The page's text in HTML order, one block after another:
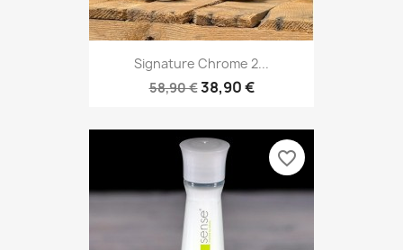
Signature Chrome 2...
58,90 €38,90 €
favorite_border